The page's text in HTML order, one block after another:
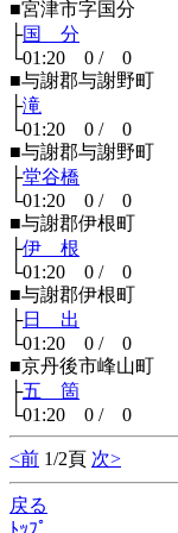
■宮津市字国分
├国 分
└01:20 0 / 0
■与謝郡与謝野町
├滝
└01:20 0 / 0
■与謝郡与謝野町
├堂谷橋
└01:20 0 / 0
■与謝郡伊根町
├伊 根
└01:20 0 / 0
■与謝郡伊根町
├日 出
└01:20 0 / 0
■京丹後市峰山町
├五 箇
└01:20 0 / 0
<前 1/2頁 次>
戻る
ﾄｯﾌﾟ